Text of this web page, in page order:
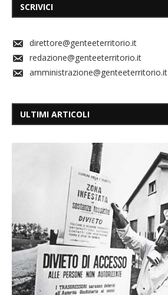
SCRIVICI
direttore@genteeterritorio.it
redazione@genteeterritorio.it
amministrazione@genteeterritorio.it
ULTIMI ARTICOLI